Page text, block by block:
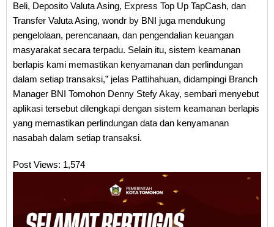
Beli, Deposito Valuta Asing, Express Top Up TapCash, dan
Transfer Valuta Asing, wondr by BNI juga mendukung
pengelolaan, perencanaan, dan pengendalian keuangan
masyarakat secara terpadu. Selain itu, sistem keamanan
berlapis kami memastikan kenyamanan dan perlindungan
dalam setiap transaksi,” jelas Pattihahuan, didampingi Branch
Manager BNI Tomohon Denny Stefy Akay, sembari menyebut
aplikasi tersebut dilengkapi dengan sistem keamanan berlapis
yang memastikan perlindungan data dan kenyamanan
nasabah dalam setiap transaksi.
Post Views: 1,574